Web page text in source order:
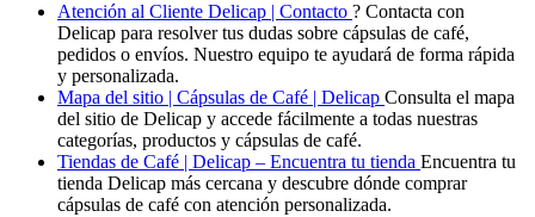
Atención al Cliente Delicap | Contacto ? Contacta con
Delicap para resolver tus dudas sobre cápsulas de café,
pedidos o envíos. Nuestro equipo te ayudará de forma rápida
y personalizada.
Mapa del sitio | Cápsulas de Café | Delicap Consulta el mapa
del sitio de Delicap y accede fácilmente a todas nuestras
categorías, productos y cápsulas de café.
Tiendas de Café | Delicap – Encuentra tu tienda Encuentra tu
tienda Delicap más cercana y descubre dónde comprar
cápsulas de café con atención personalizada.